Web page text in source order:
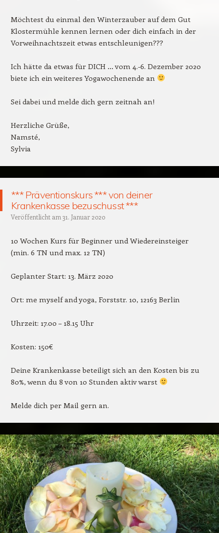
Möchtest du einmal den Winterzauber auf dem Gut
Klostermühle kennen lernen oder dich einfach in der
Vorweihnachtszeit etwas entschleunigen???
Ich hätte da etwas für DICH … vom 4.-6. Dezember 2020
biete ich ein weiteres Yogawochenende an
Sei dabei und melde dich gern zeitnah an!
Herzliche Grüße,
Namsté,
Sylvia
*** Präventionskurs *** von deiner
Krankenkasse bezuschusst ***
Veröffentlicht am 31. Januar 2020
10 Wochen Kurs für Beginner und Wiedereinsteiger
(min. 6 TN und max. 12 TN)
Geplanter Start: 13. März 2020
Ort: me myself and yoga, Forststr. 10, 12163 Berlin
Uhrzeit: 17.00 – 18.15 Uhr
Kosten: 150€
Deine Krankenkasse beteiligt sich an den Kosten bis zu
80%, wenn du 8 von 10 Stunden aktiv warst
Melde dich per Mail gern an.